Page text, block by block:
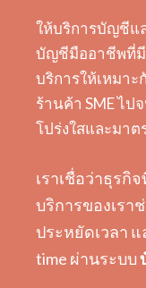
ให้บริการบัญชีแ
บัญชีมืออาชีพที่มี
บริการให้เหมา
ร้านค้า SME ไ
โปร่งใสและมาต
เราเชื่อว่าธุรกิ
บริการของเร
ประหยัดเวลา
time ผ่านระบบ